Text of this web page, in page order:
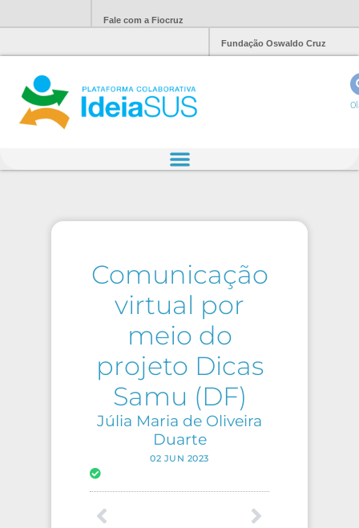
Fale com a Fiocruz
Fundação Oswaldo Cruz
Comunicação
virtual por
meio do
projeto Dicas
Samu (DF)
Júlia Maria de Oliveira
Duarte
02 JUN 2023